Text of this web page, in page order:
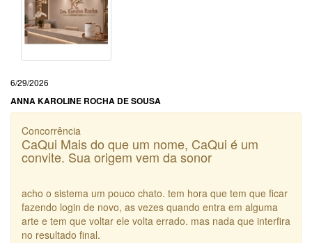
6/29/2026
ANNA KAROLINE ROCHA DE SOUSA
Concorrência
CaQui Mais do que um nome, CaQui é um
convite. Sua origem vem da sonor
acho o sistema um pouco chato. tem hora que tem que ficar
fazendo login de novo, as vezes quando entra em alguma
arte e tem que voltar ele volta errado. mas nada que interfira
no resultado final.